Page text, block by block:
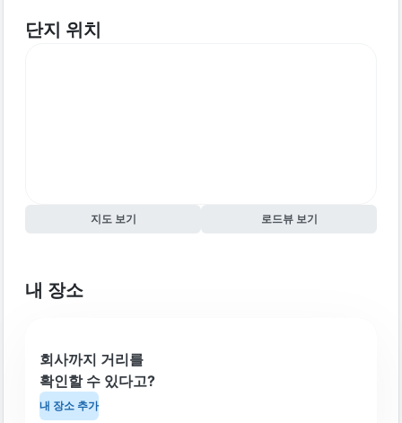
단지 위치
지도 보기 로드뷰 보기
내 장소
회사까지 거리를
확인할 수 있다고?
내 장소 추가